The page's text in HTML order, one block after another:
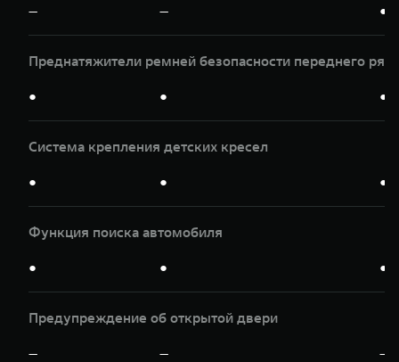
— — ●
Преднатяжители ремней безопасности переднего
● ● ●
Система крепления детских кресел
● ● ●
Функция поиска автомобиля
● ● ●
Предупреждение об открытой двери
— — —